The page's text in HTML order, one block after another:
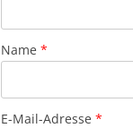
Name *
E-Mail-Adresse *